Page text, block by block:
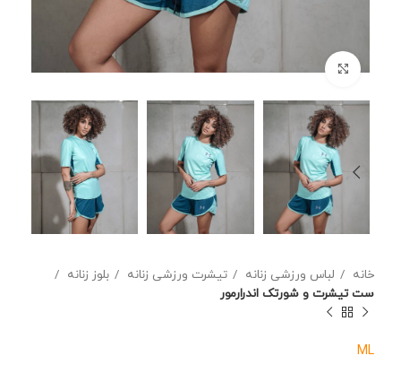
برای بزرگنمایی کلیک کنید
خانه لباس ورزشی زنانه تیشرت ورزشی زنانه
بلوز زنانه
ست تیشرت و شورتک اندرارمور
L
M